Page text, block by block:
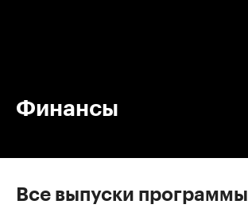
Финансы
Все выпуски программы